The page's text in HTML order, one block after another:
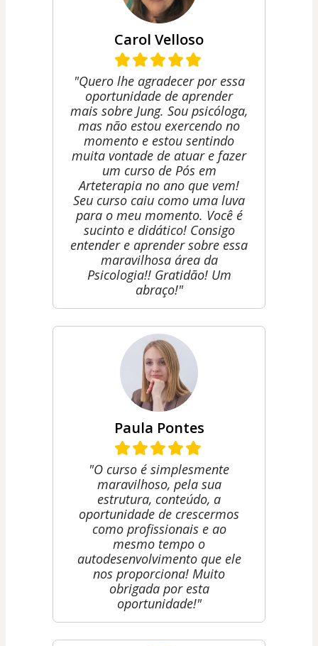
Carol Velloso
"Quero lhe agradecer por essa
oportunidade de aprender
mais sobre Jung. Sou psicóloga,
mas não estou exercendo no
momento e estou sentindo
muita vontade de atuar e fazer
um curso de Pós em
Arteterapia no ano que vem!
Seu curso caiu como uma luva
para o meu momento. Você é
sucinto e didático! Consigo
entender e aprender sobre essa
maravilhosa área da
Psicologia!! Gratidão! Um
abraço!"
Paula Pontes
"O curso é simplesmente
maravilhoso, pela sua
estrutura, conteúdo, a
oportunidade de crescermos
como profissionais e ao
mesmo tempo o
autodesenvolvimento que ele
nos proporciona! Muito
obrigada por esta
oportunidade!"